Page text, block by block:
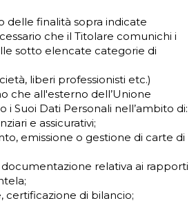
delle finalità sopra indicate
che il Titolare comunichi i
sotto elencate categorie di
liberi professionisti etc.)
che all'esterno dell’Unione
i Suoi Dati Personali nell’ambito di:
e assicurativi;
emissione o gestione di carte di
relativa ai rapporti
certificazione di bilancio;